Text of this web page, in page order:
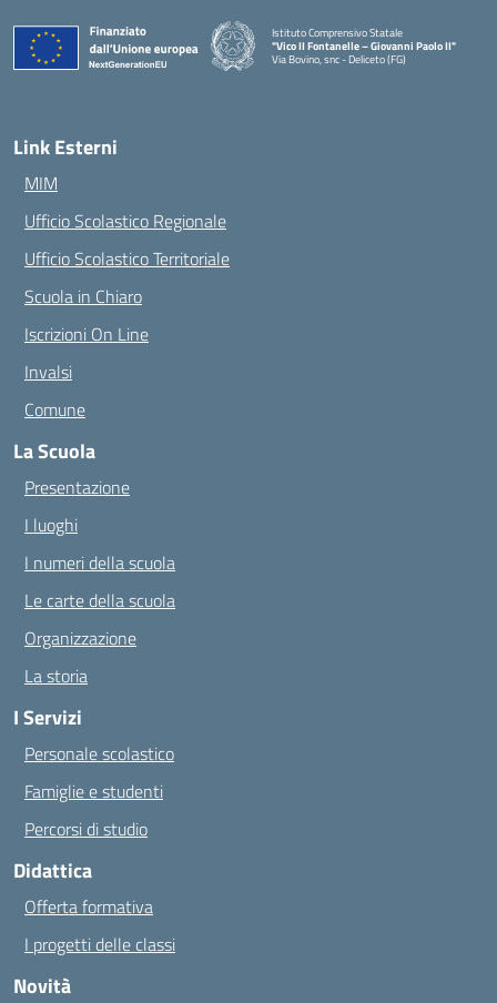
Istituto Comprensivo Statale
"Vico II Fontanelle – Giovanni Paolo II"
Via Bovino, snc - Deliceto (FG)
Link Esterni
MIM
Ufficio Scolastico Regionale
Ufficio Scolastico Territoriale
Scuola in Chiaro
Iscrizioni On Line
Invalsi
Comune
La Scuola
Presentazione
I luoghi
I numeri della scuola
Le carte della scuola
Organizzazione
La storia
I Servizi
Personale scolastico
Famiglie e studenti
Percorsi di studio
Didattica
Offerta formativa
I progetti delle classi
Novità